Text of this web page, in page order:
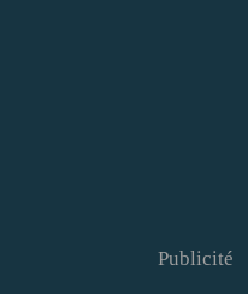
Publicité